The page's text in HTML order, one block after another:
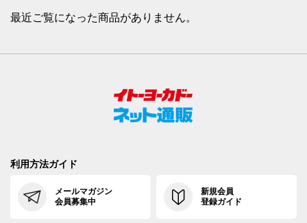
最近ご覧になった商品がありません。
利用方法ガイド
メールマガジン
会員募集中
新規会員
登録ガイド